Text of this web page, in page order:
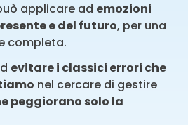
applicare ad emozioni
e del futuro, per una
completa.
evitare i classici errori che
nel cercare di gestire
peggiorano solo la